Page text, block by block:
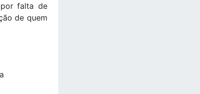
falta de
de quem